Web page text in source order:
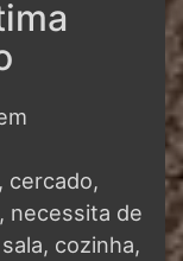
cercado,
necessita de
cozinha,